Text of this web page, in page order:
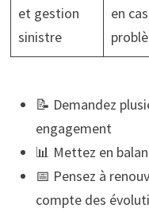
et gestion
sinistre
en
📝 Demandez
engagement
📊 Mettez en
📅 Pensez à
compte des